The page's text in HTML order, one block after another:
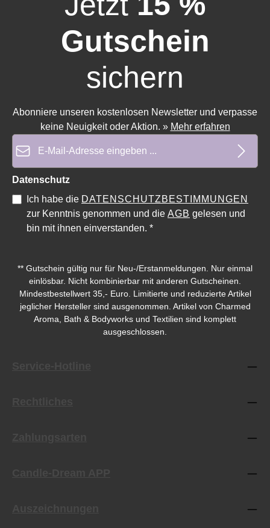
Durchschnittliche Bewertung von 0 von 5 SternenDurchschnittliche
Gutschein
sichern
Abonniere unseren kostenlosen Newsletter und verpasse
keine Neuigkeit oder Aktion. » Mehr erfahren
Datenschutz
Ich habe die DATENSCHUTZBESTIMMUNGEN
zur Kenntnis genommen und die AGB gelesen und
bin mit ihnen einverstanden. *
** Gutschein gültig nur für Neu-/Erstanmeldungen. Nur einmal
einlösbar. Nicht kombinierbar mit anderen Gutscheinen.
Mindestbestellwert 35,- Euro. Limitierte und reduzierte Artikel
jeglicher Hersteller sind ausgenommen. Artikel von Charmed
Aroma, Bath & Bodyworks und Textilien sind komplett
ausgeschlossen.